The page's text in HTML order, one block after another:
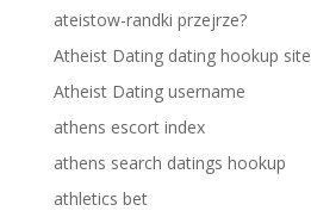
ateistow-randki przejrze?
Atheist Dating dating hookup site
Atheist Dating username
athens escort index
athens search datings hookup
athletics bet